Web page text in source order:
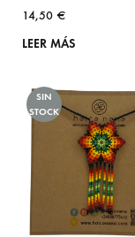
14,50 €
LEER MÁS
SIN
STOCK